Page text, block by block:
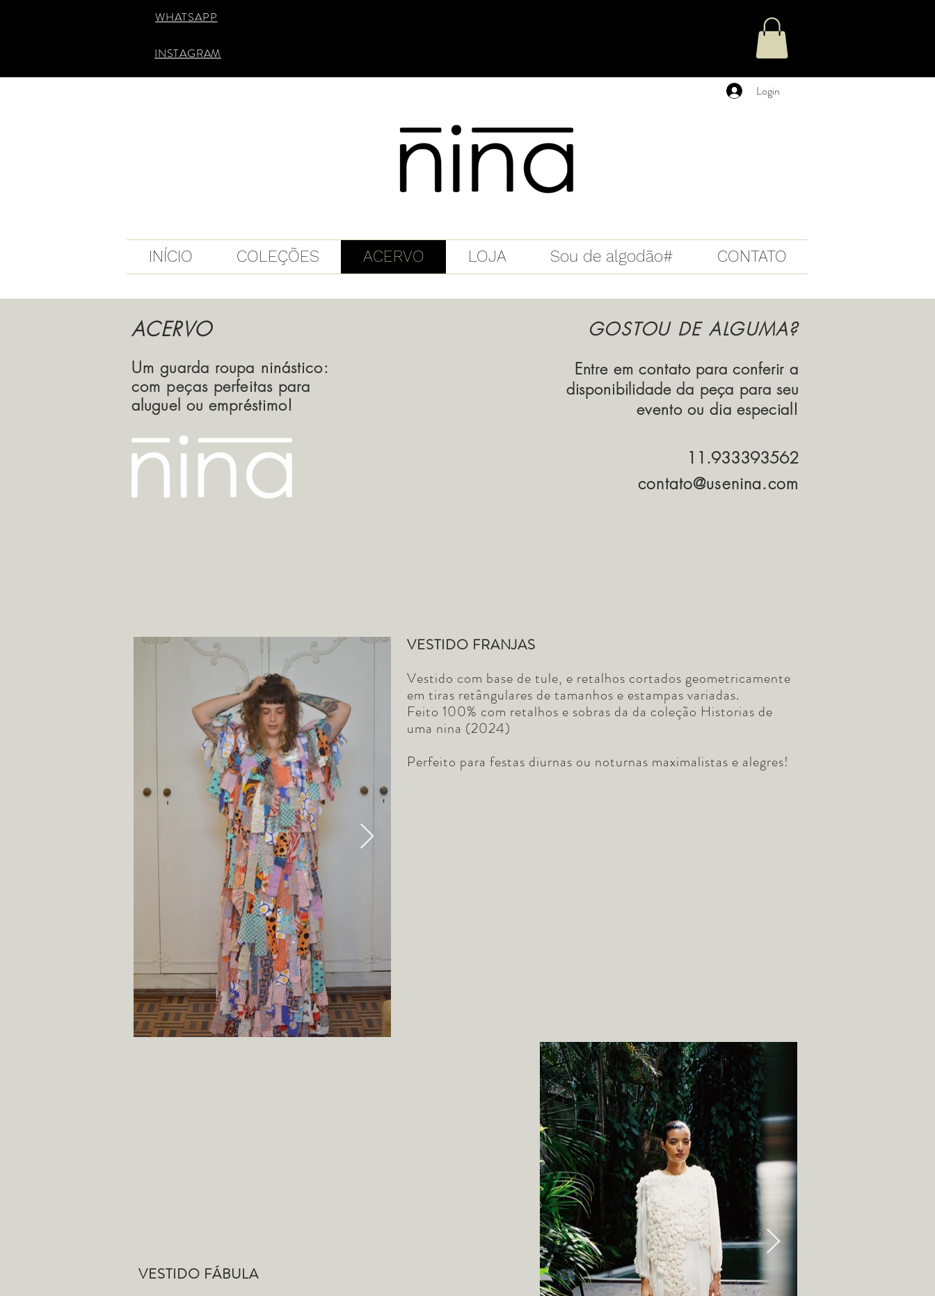
WHATSAPP
INSTAGRAM
Login
INÍCIO COLEÇÕES ACERVO LOJA Sou de algodão# CONTATO
ACERVO
Um guarda roupa ninástico:
com peças perfeitas para
aluguel ou empréstimo!
GOSTOU DE ALGUMA?
Entre em contato para conferir a
disponibilidade da peça para seu
evento ou dia especial!
11.933393562
contato@usenina.com
VESTIDO FRANJAS
Vestido com base de tule, e retalhos cortados geometricamente
em tiras retângulares de tamanhos e estampas variadas.
Feito 100% com retalhos e sobras da da coleção Historias de
uma nina (2024)
Perfeito para festas diurnas ou noturnas maximalistas e alegres!
VESTIDO FÁBULA